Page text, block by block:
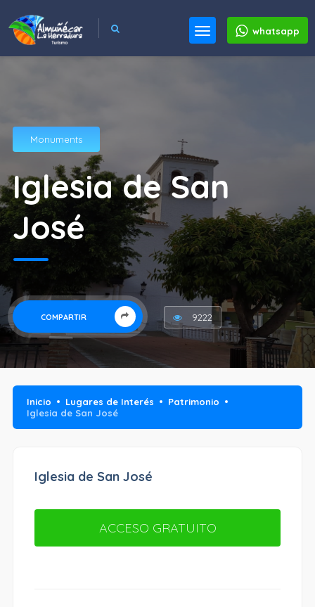
whatsapp
Monuments
Iglesia de San
José
COMPARTIR 9222
Inicio Lugares de Interés
Patrimonio
Iglesia de San José
Iglesia de San José
ACCESO GRATUITO